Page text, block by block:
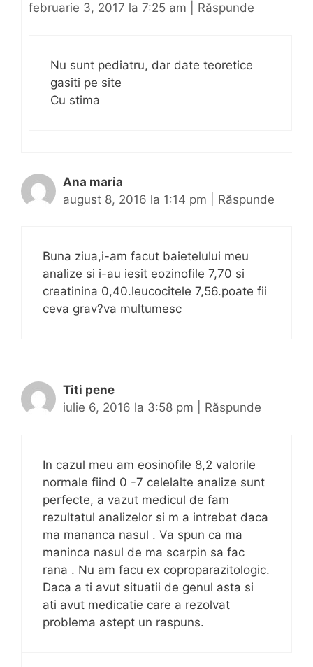
februarie 3, 2017 la 7:25 am
Răspunde
Nu sunt pediatru, dar date teoretice
gasiti pe site
Cu stima
Ana maria
august 8, 2016 la 1:14 pm
Răspunde
Buna ziua,i-am facut baietelului meu
analize si i-au iesit eozinofile 7,70 si
creatinina 0,40.leucocitele 7,56.poate fii
ceva grav?va multumesc
Titi pene
iulie 6, 2016 la 3:58 pm
Răspunde
In cazul meu am eosinofile 8,2 valorile
normale fiind 0 -7 celelalte analize sunt
perfecte, a vazut medicul de fam
rezultatul analizelor si m a intrebat daca
ma mananca nasul . Va spun ca ma
maninca nasul de ma scarpin sa fac
rana . Nu am facu ex coproparazitologic.
Daca a ti avut situatii de genul asta si
ati avut medicatie care a rezolvat
problema astept un raspuns.